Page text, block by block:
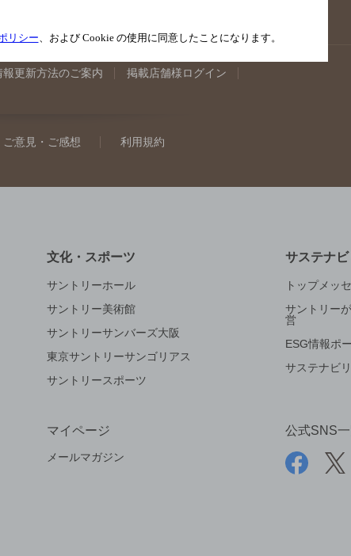
報更新方法のご案内 掲載店舗様ログイン
ご意見・ご感想 利用規約
文化・スポーツ
サントリーホール
サントリー美術館
サントリーサンバーズ大阪
東京サントリーサンゴリアス
サントリースポーツ
サステナビ
トップメッ
サントリー
営
ESG情報ポ
サステナビ
マイページ
メールマガジン
公式SNS
リシー、および Cookie の使用に同意したことになります。